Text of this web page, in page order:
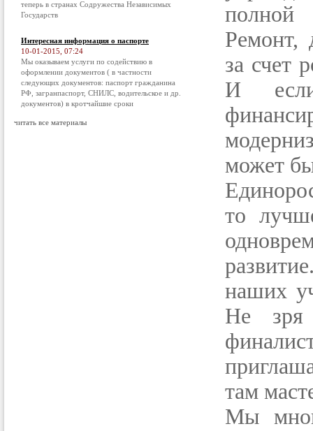
теперь в странах Содружества Независимых
Государств
Интересная информация о паспорте
10-01-2015, 07:24
Мы оказываем услуги по содействию в
оформлении документов ( в частности
следующих документов: паспорт гражданина
РФ, загранпаспорт, СНИЛС, водительское и др.
документов) в кротчайшие сроки
читать все материалы
полной
Ремонт,
за счет
И
может
то
наших
Не зря
там
Мы